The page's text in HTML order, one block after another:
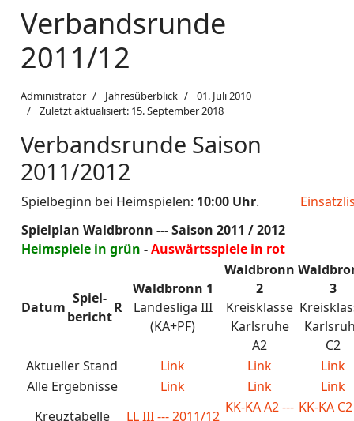
Verbandsrunde
2011/12
Administrator Jahresüberblick
01. Juli 2010
Zuletzt aktualisiert: 15. September 2018
Verbandsrunde Saison
2011/2012
Spielbeginn bei Heimspielen: 10:00 Uhr.
Spielplan Waldbronn --- Saison 2011 / 2012
Heimspiele in grün -Auswärtsspiele in rot
Datum
Spiel-
bericht
R
Waldbronn 1
Landesliga III
(KA+PF)
Waldbronn
2
Kreisklasse
Karlsruhe
A2
3
C2
Aktueller Stand
Link Link
Link
Alle Ergebnisse
Link Link
Link
Kreuztabelle
LL III --- 2011/12
KK-KA A2 --- KK-KA